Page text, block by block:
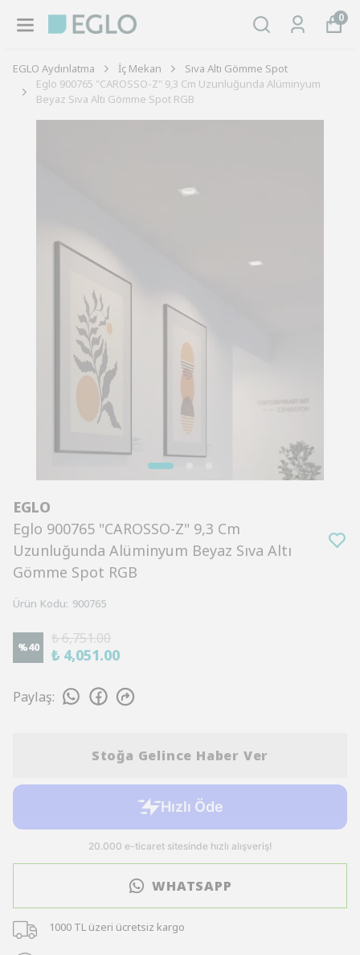
0
EGLO Aydınlatma İç Mekan
Sıva Altı Gömme Spot
Eglo 900765 "CAROSSO-Z" 9,3 Cm Uzunluğunda Alüminyum
Beyaz Sıva Altı Gömme Spot RGB
EGLO
Eglo 900765 "CAROSSO-Z" 9,3 Cm
Uzunluğunda Alüminyum Beyaz Sıva Altı
Gömme Spot RGB
Ürün Kodu: 900765
%40
₺ 6,751.00
₺ 4,051.00
Paylaş:
Stoğa Gelince Haber Ver
WHATSAPP
1000 TL üzeri ücretsiz kargo